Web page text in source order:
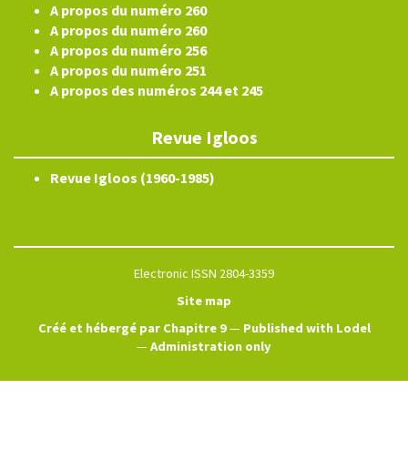
A propos du numéro 260
A propos du numéro 260
A propos du numéro 256
A propos du numéro 251
A propos des numéros 244 et 245
Revue Igloos
Revue Igloos (1960-1985)
Electronic ISSN 2804-3359
Site map
Créé et hébergé par Chapitre 9— Published with Lodel
— Administration only